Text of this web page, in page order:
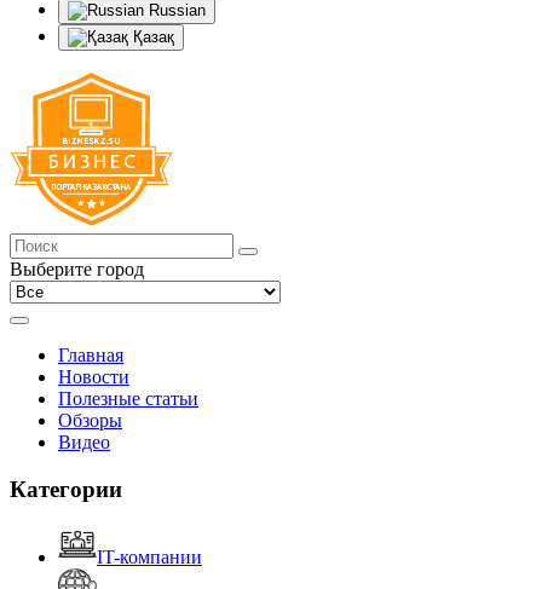
Russian
Қазақ
Выберите город
Главная
Новости
Полезные статьи
Обзоры
Видео
Категории
IT-компании